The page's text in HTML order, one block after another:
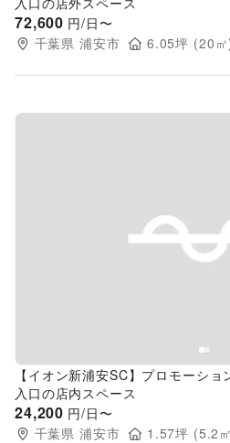
72,600 円/日〜
千葉県 浦安市 6.05坪 (20
Previous slide
【イオン新浦安SC】プロモーシ
入口の店内スペース
24,200 円/日〜
千葉県 浦安市 1.57坪 (5.2